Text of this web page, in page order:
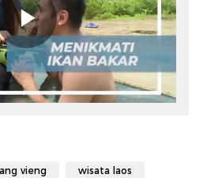
vieng wisata laos